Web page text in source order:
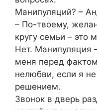
Манипуляций? –
– По-твоему,
кругу семьи – это
Нет. Манипуляция
меня перед
нелюбви, если я
решением.
Звонок в дверь